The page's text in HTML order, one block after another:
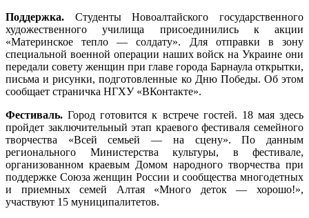
Поддержка. Студенты Новоалтайского государственного
художественного училища присоединились к акции
«Материнское тепло — солдату». Для отправки в зону
специальной военной операции наших войск на Украине они
передали совету женщин при главе города Барнаула открытки,
письма и рисунки, подготовленные ко Дню Победы. Об этом
сообщает страничка НГХУ «ВКонтакте».
Фестиваль. Город готовится к встрече гостей. 18 мая здесь
пройдет заключительный этап краевого фестиваля семейного
творчества «Всей семьей — на сцену». По данным
регионального Министерства культуры, в фестивале,
организованном краевым Домом народного творчества при
поддержке Союза женщин России и сообщества многодетных
и приемных семей Алтая «Много деток — хорошо!»,
участвуют 15 муниципалитетов.